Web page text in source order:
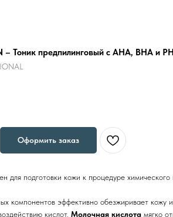
– Тоник предпилинговый с AHA, BHA и
Оформить заказ
для подготовки кожи к процедуре химического
компонентов эффективно обезжиривает кожу
кислот. Молочная кислота мягко